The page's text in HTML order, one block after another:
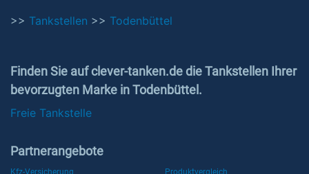
>> Tankstellen >> Todenbüttel
Finden Sie auf clever-tanken.de die Tankstellen Ihrer
bevorzugten Marke in Todenbüttel.
Freie Tankstelle
Partnerangebote
Kfz-Versicherung
Produktvergleich